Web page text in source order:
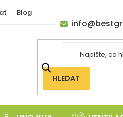
Blog
HLEDAT
info@